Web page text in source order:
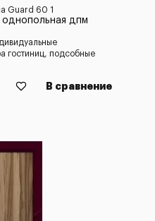
Guard 60 1
дпм
гостиниц, подсобные
В сравнение